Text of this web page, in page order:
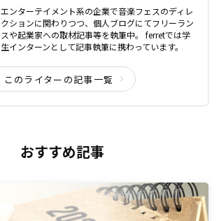
エンターテイメント系の企業で音楽フェスのディレ
クションに関わりつつ、個人ブログにてフリーラン
スや起業家への取材記事等を執筆中。 ferretでは学
生インターンとして記事執筆に携わっています。
このライターの記事一覧
おすすめ記事